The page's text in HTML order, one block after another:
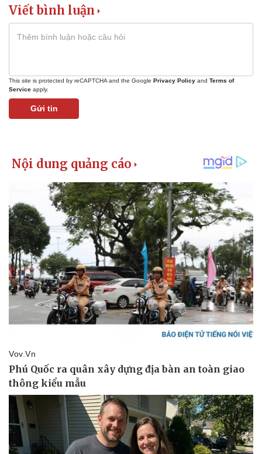
Viết bình luận
This site is protected by reCAPTCHA and the Google Privacy Policy and Terms of
Service apply.
Gửi tin